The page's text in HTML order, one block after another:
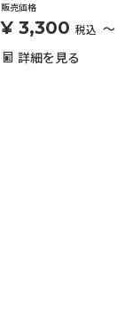
販売価格
¥ 3,300 税込 〜
詳細を見る